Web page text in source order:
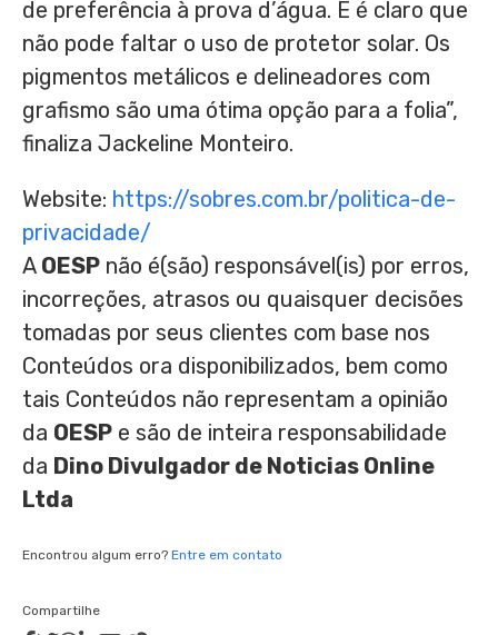
de preferência à prova d’água. E é claro que
não pode faltar o uso de protetor solar. Os
pigmentos metálicos e delineadores com
grafismo são uma ótima opção para a folia”,
finaliza Jackeline Monteiro.
Website: https://sobres.com.br/politica-de-
privacidade/
A OESP não é(são) responsável(is) por erros,
incorreções, atrasos ou quaisquer decisões
tomadas por seus clientes com base nos
Conteúdos ora disponibilizados, bem como
tais Conteúdos não representam a opinião
da OESP e são de inteira responsabilidade
da Dino Divulgador de Noticias Online
Ltda
Encontrou algum erro? Entre em contato
Compartilhe